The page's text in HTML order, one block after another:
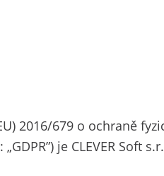
2016/679 o ochraně
je CLEVER Soft